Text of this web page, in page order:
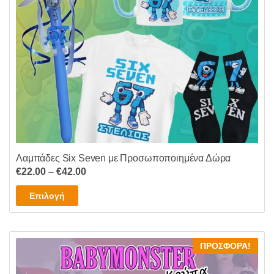
σελίδα
του
προϊόντος
Λαμπάδες Six Seven με Προσωποποιημένα Δώρα
€22.00 – €42.00Price
through
€42.00
Επιλογή
το
έχει
πολλαπλές
παραλλαγές.
ΠΡΟΣΦΟΡΆ!